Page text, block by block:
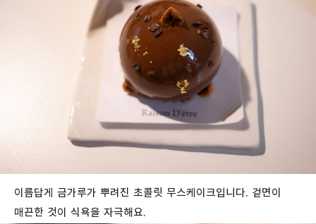
이름답게 금가루가 뿌려진 초콜릿 무스케이크입니다. 겉면이
매끈한 것이 식욕을 자극해요.